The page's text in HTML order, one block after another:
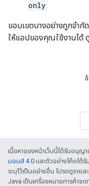
only
ขอบเขตบางอย่างถูกจำกั
ให้แอปของคุณใช้งานได้
เนื้อหาของหน้าเว็บนี้ได้รับอนุญา
มอนส์ 4.0 และตัวอย่างโค้ดได้
ระบุไว้เป็นอย่างอื่น โปรดดูรายล
Java เป็นเครื่องหมายการค้าจ